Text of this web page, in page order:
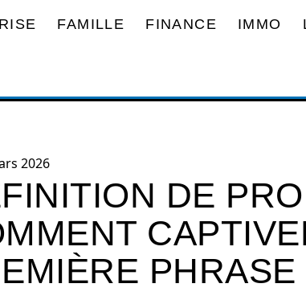
FAMILLE FINANCE IMMO
2026
DE
PHRASE